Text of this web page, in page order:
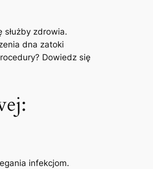
zdrowia.
dna zatoki
Dowiedz się
infekcjom.‌